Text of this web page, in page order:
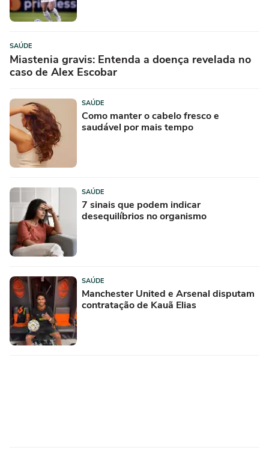
SAÚDE
Miastenia gravis: Entenda a doença revelada no
caso de Alex Escobar
SAÚDE
Como manter o cabelo fresco e
saudável por mais tempo
SAÚDE
7 sinais que podem indicar
desequilíbrios no organismo
SAÚDE
Manchester United e Arsenal disputam
contratação de Kauã Elias